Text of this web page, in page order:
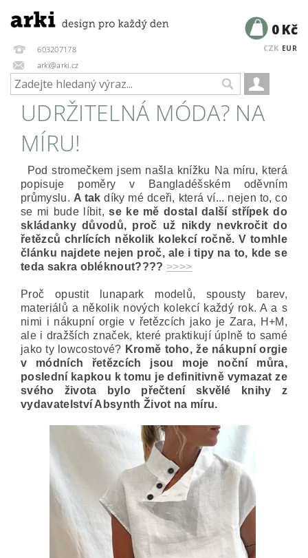
603207178
arki@arki.cz
CZK EUR
0 Kč
UDRŽITELNÁ MÓDA? NA
MÍRU!
Pod stromečkem jsem našla knížku Na míru, která
popisuje poměry v Bangladéšském oděvním
průmyslu. A tak díky mé dceři, která ví... nejen to, co
se mi bude líbit,se ke mě dostal další střípek do
skládanky důvodů, proč už nikdy nevkročit do
řetězců chrlících několik kolekcí ročně. V tomhle
článku najdete nejen proč, ale i tipy na to, kde se
teda sakra obléknout???? >>>>
Proč opustit lunapark modelů, spousty barev,
materiálů a několik nových kolekcí každý rok. A a s
nimi i nákupní orgie v řetězcích jako je Zara, H+M,
ale i dražších značek, které praktikují úplně to samé
jako ty lowcostové? Kromě toho, že nákupní orgie
v módních řetězcích jsou moje noční můra,
poslední kapkou k tomu je definitivně vymazat ze
svého života bylo přečtení skvělé knihy z
vydavatelství Absynth Život na míru.